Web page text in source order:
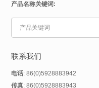
产品名称关键词:
联系我们
电话: 86(0)5928883942
传真: 86(0)5928883943